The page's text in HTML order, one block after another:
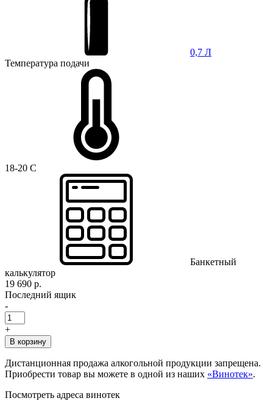
0,7 Л
Температура подачи
18-20 C
Банкетный
калькулятор
19 690 р.
Последний ящик
-
+
В корзину
Дистанционная продажа алкогольной продукции запрещена.
Приобрести товар вы можете в одной из наших «Винотек».
Посмотреть адреса винотек